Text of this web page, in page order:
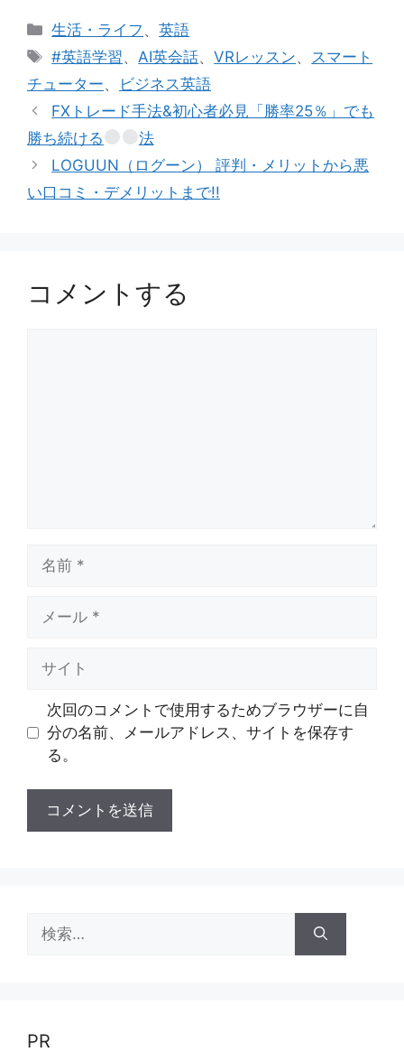
カ
テ
ゴ
リ
ー
生活・ライフ 、英語
タ
#英語学習、 AI英会話、VRレッスン、
スマート
チューター、
ビジネス英語
FXトレード手法&初心者必見「勝率25％」でも
勝ち続ける
法
LOGUUN（ログーン） 評判・メリットから悪
い口コミ・デメリットまで!!
コメントする
次回のコメントで使用するためブラウザーに自
分の名前、メールアドレス、サイトを保存す
る。
索:
PR